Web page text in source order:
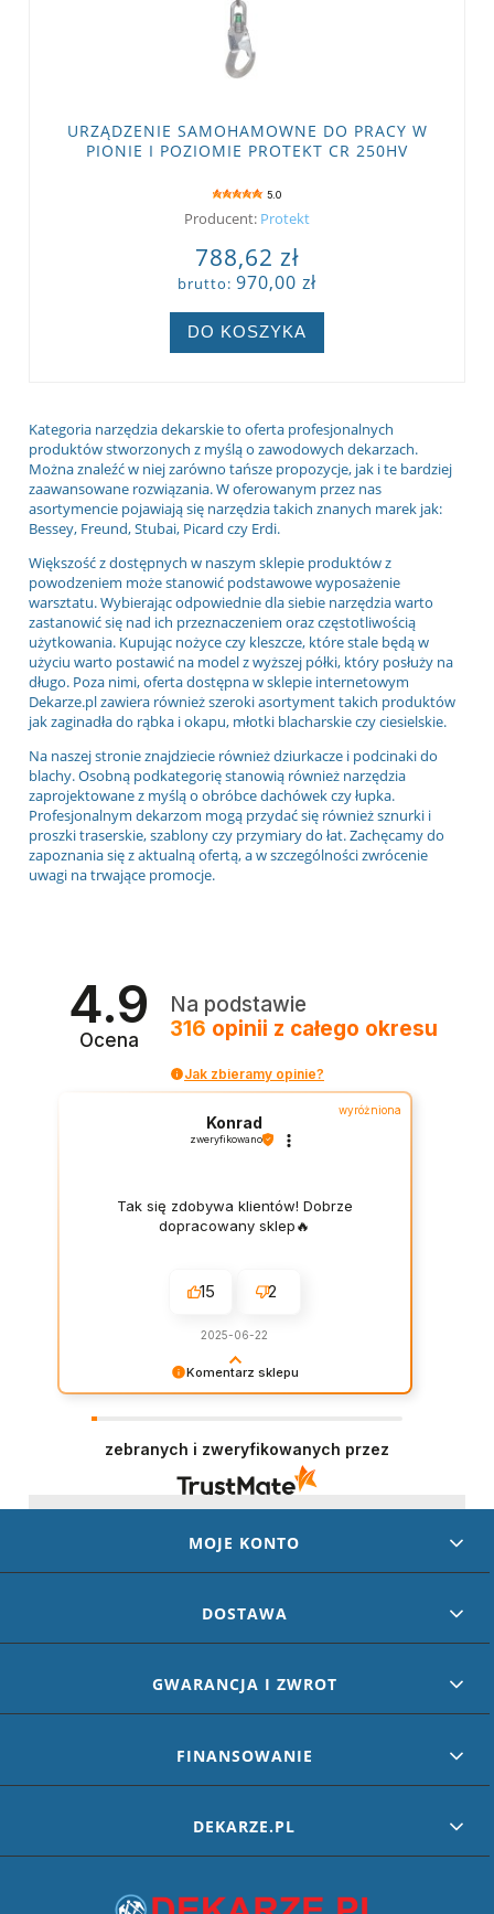
URZĄDZENIE SAMOHAMOWNE DO PRACY W
PIONIE I POZIOMIE PROTEKT CR 250HV
5.0
Producent: Protekt
788,62 zł
brutto: 970,00 zł
DO KOSZYKA
Kategoria narzędzia dekarskie to oferta profesjonalnych
produktów stworzonych z myślą o zawodowych dekarzach.
Można znaleźć w niej zarówno tańsze propozycje, jak i te bardziej
zaawansowane rozwiązania. W oferowanym przez nas
asortymencie pojawiają się narzędzia takich znanych marek jak:
Bessey, Freund, Stubai, Picard czy Erdi.
Większość z dostępnych w naszym sklepie produktów z
powodzeniem może stanowić podstawowe wyposażenie
warsztatu. Wybierając odpowiednie dla siebie narzędzia warto
zastanowić się nad ich przeznaczeniem oraz częstotliwością
użytkowania. Kupując nożyce czy kleszcze, które stale będą w
użyciu warto postawić na model z wyższej półki, który posłuży na
długo. Poza nimi, oferta dostępna w sklepie internetowym
Dekarze.pl zawiera również szeroki asortyment takich produktów
jak zaginadła do rąbka i okapu, młotki blacharskie czy ciesielskie.
Na naszej stronie znajdziecie również dziurkacze i podcinaki do
blachy. Osobną podkategorię stanowią również narzędzia
zaprojektowane z myślą o obróbce dachówek czy łupka.
Profesjonalnym dekarzom mogą przydać się również sznurki i
proszki traserskie, szablony czy przymiary do łat. Zachęcamy do
zapoznania się z aktualną ofertą, a w szczególności zwrócenie
uwagi na trwające promocje.
4.9
Ocena
Na podstawie
316 opinii z całego okresu
Jak zbieramy opinie?
Komentarz sklepu
słowo od naszych klientów. Staramy się
codziennie spełniać oczekiwania kupujących.
Będzie nam miło gościć Cię ponownie!
wyróżniona
Konrad
zweryfikowano
Tak się zdobywa klientów! Dobrze
dopracowany sklep🔥
15 2
2025-06-22
zebranych i zweryfikowanych przez
MOJE KONTO
DOSTAWA
GWARANCJA I ZWROT
FINANSOWANIE
DEKARZE.PL